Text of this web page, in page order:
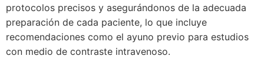
protocolos precisos y asegurándonos de la adecuada
preparación de cada paciente, lo que incluye
recomendaciones como el ayuno previo para estudios
con medio de contraste intravenoso.